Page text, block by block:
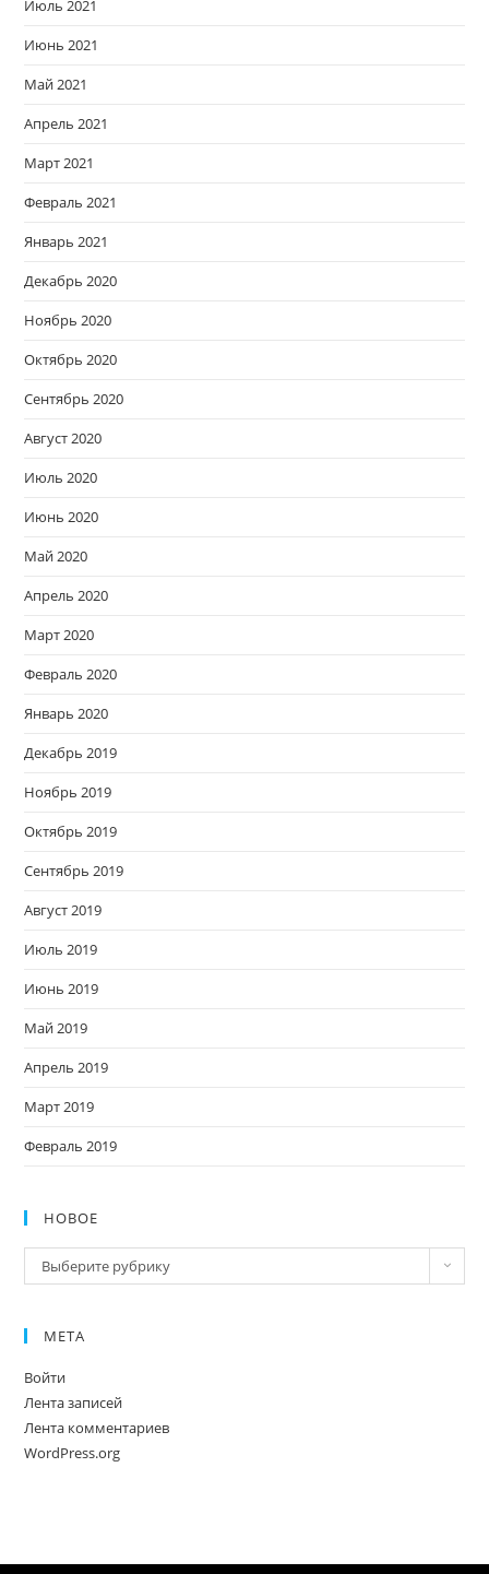
Июль 2021
Июнь 2021
Май 2021
Апрель 2021
Март 2021
Февраль 2021
Январь 2021
Декабрь 2020
Ноябрь 2020
Октябрь 2020
Сентябрь 2020
Август 2020
Июль 2020
Июнь 2020
Май 2020
Апрель 2020
Март 2020
Февраль 2020
Январь 2020
Декабрь 2019
Ноябрь 2019
Октябрь 2019
Сентябрь 2019
Август 2019
Июль 2019
Июнь 2019
Май 2019
Апрель 2019
Март 2019
Февраль 2019
НОВОЕ
Новое
Выберите рубрику
МЕТА
Войти
Лента записей
Лента комментариев
WordPress.org